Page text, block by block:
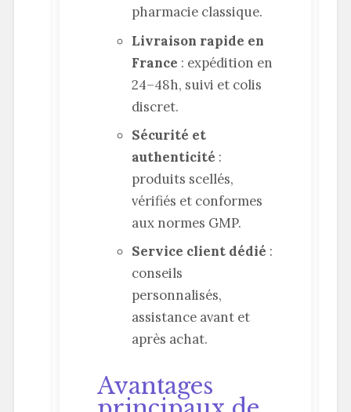
pharmacie classique.
Livraison rapide en
France : expédition en
24–48h, suivi et colis
discret.
Sécurité et
authenticité :
produits scellés,
vérifiés et conformes
aux normes GMP.
Service client dédié :
conseils
personnalisés,
assistance avant et
après achat.
Avantages